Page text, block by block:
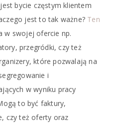
bycie częstym klientem
jest to tak ważne? Ten
w swojej ofercie np.
przegródki, czy też
które pozwalają na
i
w wyniku pracy
to być faktury,
czy też oferty oraz